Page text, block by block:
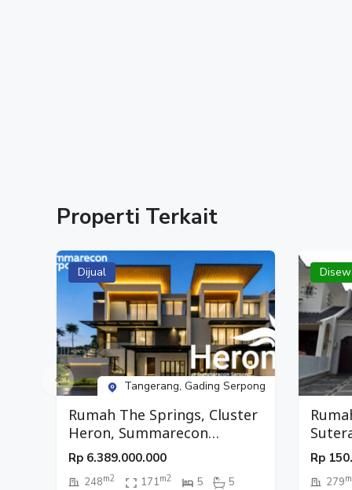
Properti Terkait
Dijual
Tangerang, Gading Serpong
Rumah The Springs, Cluster
Heron, Summarecon
Serpong, Tangerang
Rp 6.389.000.000
248m2 171m2 5 5
Rp
279